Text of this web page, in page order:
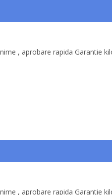
, aprobare rapida Garantie
, aprobare rapida Garantie